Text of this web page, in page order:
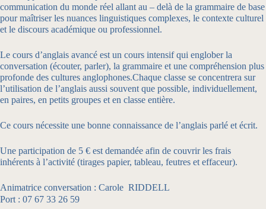
communication du monde réel allant au – delà de la grammaire de base
pour maîtriser les nuances linguistiques complexes, le contexte culturel
et le discours académique ou professionnel.
Le cours d’anglais avancé est un cours intensif qui englober la
conversation (écouter, parler), la grammaire et une compréhension plus
profonde des cultures anglophones.Chaque classe se concentrera sur
l’utilisation de l’anglais aussi souvent que possible, individuellement,
en paires, en petits groupes et en classe entière.
Ce cours nécessite une bonne connaissance de l’anglais parlé et écrit.
Une participation de 5 € est demandée afin de couvrir les frais
inhérents à l’activité (tirages papier, tableau, feutres et effaceur).
Animatrice conversation : Carole RIDDELL
Port : 07 67 33 26 59